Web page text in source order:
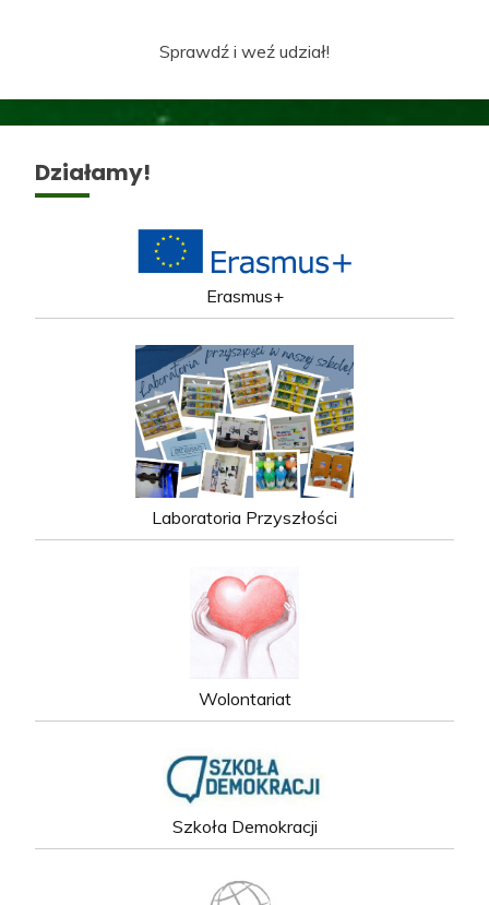
Sprawdź i weź udział!
Działamy!
Erasmus+
Laboratoria Przyszłości
Wolontariat
Szkoła Demokracji